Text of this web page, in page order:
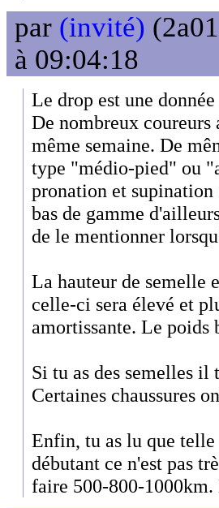
par (invité)
à 09:04:18
Le drop est une
De nombreux coureurs
même semaine. De
type "médio-pied" ou
pronation et supination
bas de gamme
de le mentionner
La hauteur de semelle
celle-ci sera élevé et
amortissante. Le
Si tu as des semelles
Certaines chaussures
Enfin, tu as lu que telle
débutant ce n'est pas
faire 500-800-